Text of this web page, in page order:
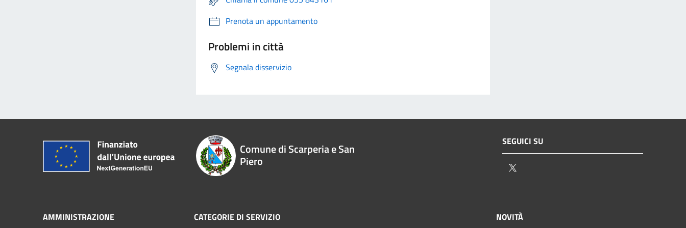
Prenota un appuntamento
Problemi in città
Segnala disservizio
Comune di Scarperia e San
Piero
SEGUICI SU
AMMINISTRAZIONE CATEGORIE DI SERVIZIO NOVITÀ